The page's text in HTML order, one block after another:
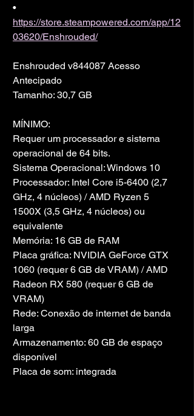
•
https://store.steampowered.com/app/12
03620/Enshrouded/
Enshrouded v844087 Acesso
Antecipado
Tamanho: 30,7 GB
MÍNIMO:
Requer um processador e sistema
operacional de 64 bits.
Sistema Operacional: Windows 10
Processador: Intel Core i5-6400 (2,7
GHz, 4 núcleos) / AMD Ryzen 5
1500X (3,5 GHz, 4 núcleos) ou
equivalente
Memória: 16 GB de RAM
Placa gráfica: NVIDIA GeForce GTX
1060 (requer 6 GB de VRAM) / AMD
Radeon RX 580 (requer 6 GB de
VRAM)
Rede: Conexão de internet de banda
larga
Armazenamento: 60 GB de espaço
disponível
Placa de som: integrada